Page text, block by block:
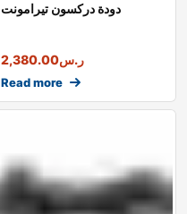
دودة دركسون تيرامونت
ر.س2,380.00
Read more